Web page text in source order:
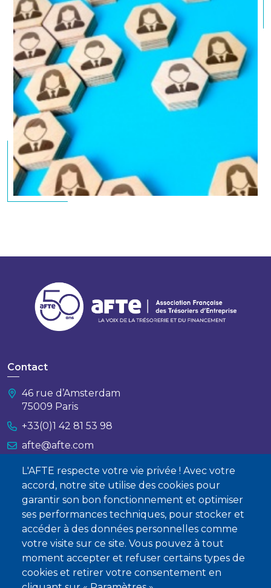
L'AFTE respecte votre vie privée ! Avec votre
accord, notre site utilise des cookies pour
garantir son bon fonctionnement et optimiser
ses performances techniques, pour stocker et
accéder à des données personnelles comme
votre visite sur ce site. Vous pouvez à tout
moment accepter et refuser certains types de
cookies et retirer votre consentement en
Contact
46 rue d’Amsterdam
75009 Paris
+33(0)1 42 81 53 98
afte@afte.com
Nous contacter
À propos
Qui sommes-nous ?
Devenir membre